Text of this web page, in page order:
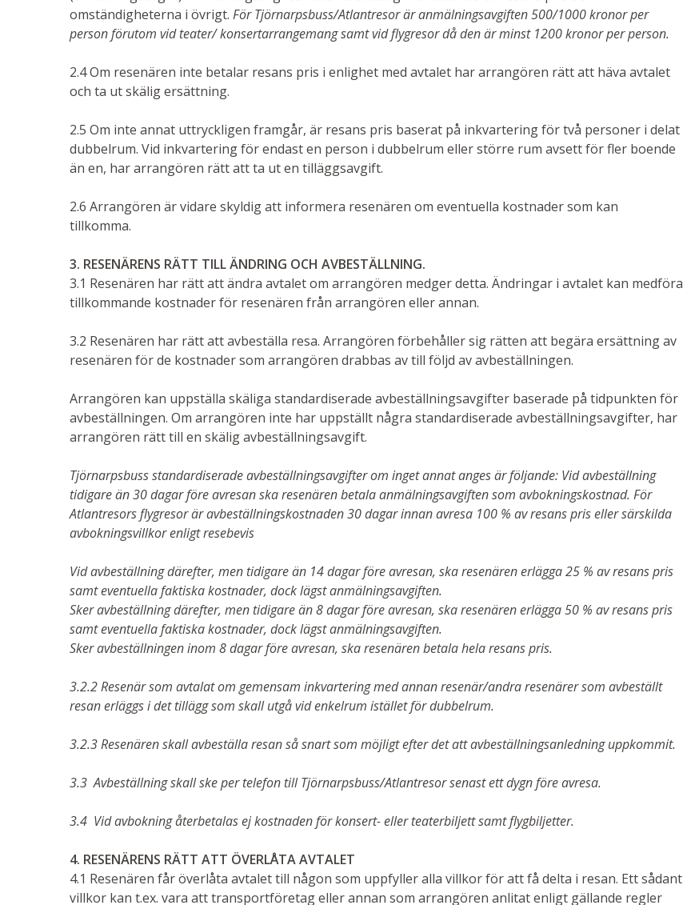
omständigheterna i övrigt. För Tjörnarpsbuss/Atlantresor är anmälningsavgiften 500/1000 kronor per
person förutom vid teater/ konsertarrangemang samt vid flygresor då den är minst 1200 kronor per person.
2.4 Om resenären inte betalar resans pris i enlighet med avtalet har arrangören rätt att häva avtalet
och ta ut skälig ersättning.
2.5 Om inte annat uttryckligen framgår, är resans pris baserat på inkvartering för två personer i delat
dubbelrum. Vid in­kvartering för endast en person i dubbelrum eller större rum avsett för fler boende
än en, har arrangören rätt att ta ut en tilläggsavgift.
2.6 Arrangören är vidare skyldig att informera resenären om eventuella kostnader som kan
tillkomma.
3. RESENÄRENS RÄTT TILL ÄNDRING OCH AVBESTÄLLNING.
3.1 Resenären har rätt att ändra avtalet om arrangören medger detta. Ändringar i avtalet kan medföra
tillkommande kostnader för resenären från arrangören eller annan.
3.2 Resenären har rätt att avbeställa resa. Arrangören förbehåller sig rätten att begära ersättning av
resenären för de kostnader som arrangören drabbas av till följd av avbeställningen.
Arrangören kan uppställa skäliga standardiserade avbeställningsavgifter baserade på tidpunkten för
avbeställningen. Om arrangören inte har uppställt några standardiserade avbeställnings­avgifter, har
arrangören rätt till en skälig avbeställningsavgift.
Tjörnarpsbuss standardiserade avbeställningsavgifter om inget annat anges är följande: Vid avbeställning
tidigare än 30 dagar före avresan ska resenären betala anmälningsavgiften som avbokningskostnad. För
Atlantresors flygresor är avbeställningskostnaden 30 dagar innan avresa 100 % av resans pris eller särskilda
avbokningsvillkor enligt resebevis
Vid avbeställning därefter, men tidigare än 14 dagar före avresan, ska resenären erlägga 25 % av resans pris
samt eventuella faktiska kostnader, dock lägst anmälningsavgiften.
Sker avbeställning därefter, men tidigare än 8 dagar före avresan, ska resenären erlägga 50 % av resans pris
samt eventuella faktiska kostnader, dock lägst anmälningsavgiften.
Sker avbeställningen inom 8 dagar före avresan, ska resenären betala hela resans pris.
3.2.2 Resenär som avtalat om gemensam inkvartering med annan resenär/andra resenärer som avbeställt
resan erläggs i det tillägg som skall utgå vid enkelrum istället för dubbelrum.
3.2.3 Resenären skall avbeställa resan så snart som möjligt efter det att avbeställningsanledning uppkommit.
3.3 Avbeställning skall ske per telefon till Tjörnarpsbuss/Atlantresor senast ett dygn före avresa.
3.4 Vid avbokning återbetalas ej kostnaden för konsert- eller teaterbiljett samt flygbiljetter.
4. RESENÄRENS RÄTT ATT ÖVERLÅTA AVTALET
4.1 Resenären får överlåta avtalet till någon som uppfyller alla villkor för att få delta i resan. Ett sådant
villkor kan t.ex. vara att transportföretag eller annan som arrangören anlitat enligt gällande regler